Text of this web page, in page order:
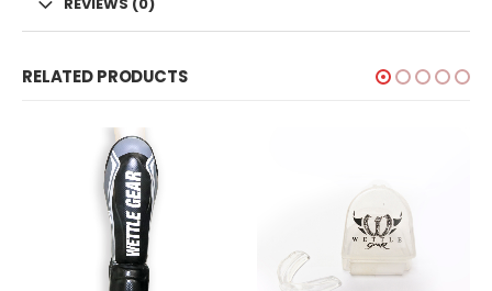
REVIEWS (0)
RELATED PRODUCTS